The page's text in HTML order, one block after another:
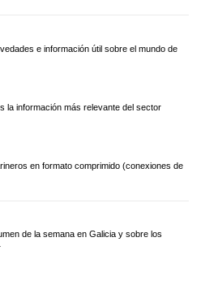
e información útil sobre el mundo de
la información más relevante del sector
en formato comprimido (conexiones de
de la semana en Galicia y sobre los